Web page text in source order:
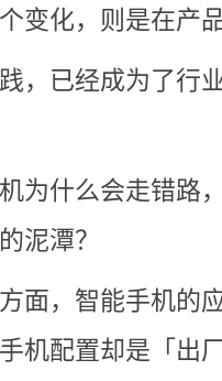
变化，则是在产
，已经成为了行
为什么会走错路
泥潭？
面，智能手机的
机配置却是「出